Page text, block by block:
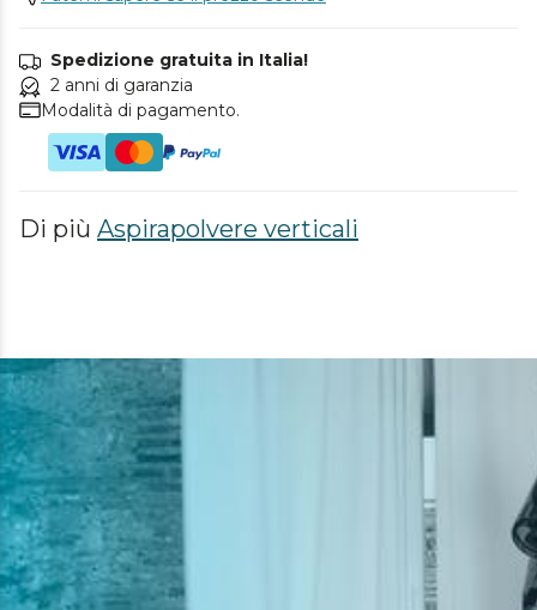
Spedizione gratuita in Italia!
2 anni di garanzia
Modalità di pagamento.
Di più Aspirapolvere verticali